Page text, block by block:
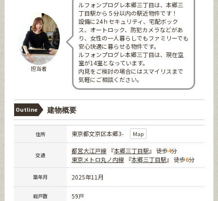
担当者
ルフォンプログレ本郷三丁目は、本郷三
丁目駅から５分以内の駅近物件です！
設備に24ｈセキュリティ、宅配ボック
ス、オートロック、防犯カメラなどがあ
り、女性の一人暮らしでもファミリーでも
安心快適に暮らせる物件です。
ルフォンプログレ本郷三丁目は、現在空
室が14室となっています。
内見をご検討の場合にはスマイリスまで
気軽にご相談ください。
Outline 建物概要
住所 東京都文京区本郷3- Map
交通
都営大江戸線『本郷三丁目駅』 徒歩4分
東京メトロ丸ノ内線『本郷三丁目駅』 徒歩6分
築年月 2025年11月
総戸数 59戸